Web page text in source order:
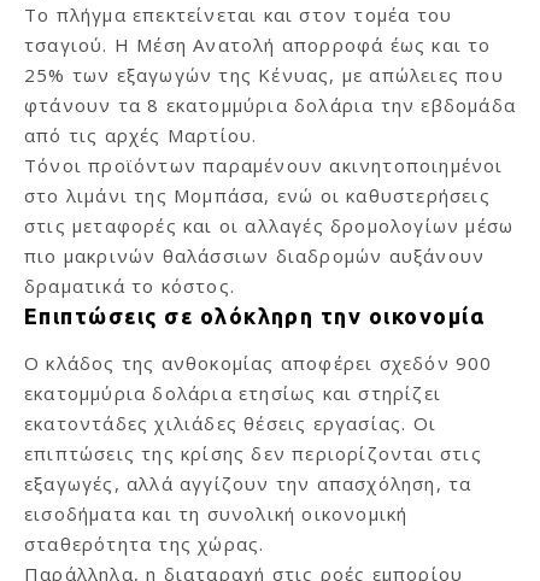
Το πλήγμα επεκτείνεται και στον τομέα του
τσαγιού. Η Μέση Ανατολή απορροφά έως και το
25% των εξαγωγών της Κένυας, με απώλειες που
φτάνουν τα 8 εκατομμύρια δολάρια την εβδομάδα
από τις αρχές Μαρτίου.
Τόνοι προϊόντων παραμένουν ακινητοποιημένοι
στο λιμάνι της Μομπάσα, ενώ οι καθυστερήσεις
στις μεταφορές και οι αλλαγές δρομολογίων μέσω
πιο μακρινών θαλάσσιων διαδρομών αυξάνουν
δραματικά το κόστος.
Επιπτώσεις σε ολόκληρη την οικονομία
Ο κλάδος της ανθοκομίας αποφέρει σχεδόν 900
εκατομμύρια δολάρια ετησίως και στηρίζει
εκατοντάδες χιλιάδες θέσεις εργασίας. Οι
επιπτώσεις της κρίσης δεν περιορίζονται στις
εξαγωγές, αλλά αγγίζουν την απασχόληση, τα
εισοδήματα και τη συνολική οικονομική
σταθερότητα της χώρας.
Παράλληλα, η διαταραχή στις ροές εμπορίου